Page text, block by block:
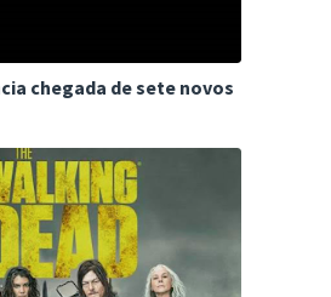
chegada de sete novos